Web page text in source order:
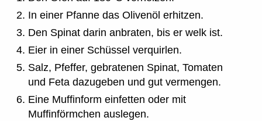
In einer Pfanne das Olivenöl erhitzen.
Den Spinat darin anbraten, bis er welk ist.
Eier in einer Schüssel verquirlen.
Salz, Pfeffer, gebratenen Spinat, Tomaten
und Feta dazugeben und gut vermengen.
Eine Muffinform einfetten oder mit
Muffinförmchen auslegen.